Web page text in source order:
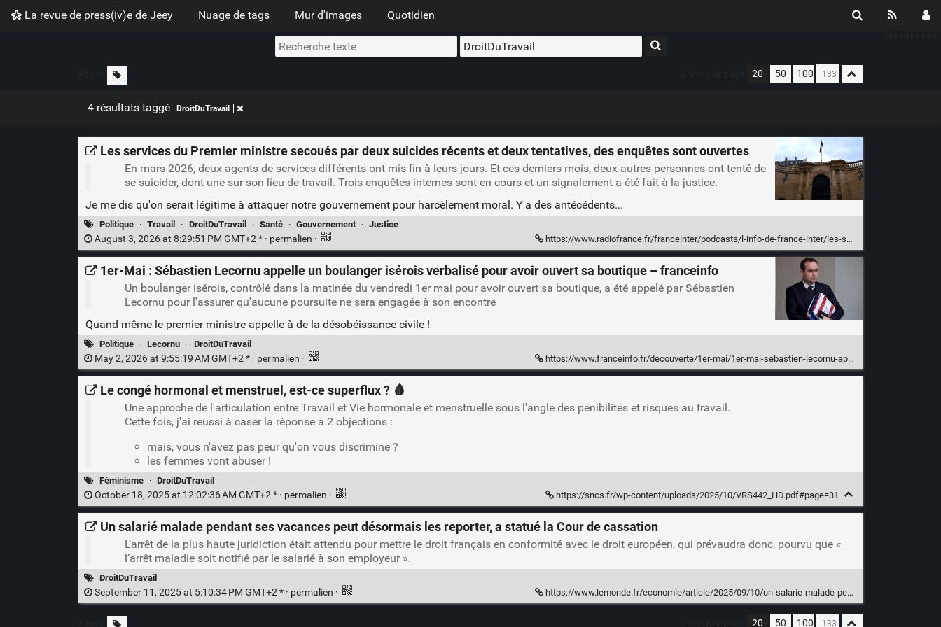
La revue de press(iv)e de Jeey Nuage de tags Mur d'images Quotidien
20 50 100
4 résultats taggé DroitDuTravail
Les services du Premier ministre secoués par deux suicides récents et deux tentatives, des enquêtes sont ouvertes
En mars 2026, deux agents de services différents ont mis fin à leurs jours. Et ces derniers mois, deux autres personnes ont tenté de
se suicider, dont une sur son lieu de travail. Trois enquêtes internes sont en cours et un signalement a été fait à la justice.
Je me dis qu'on serait légitime à attaquer notre gouvernement pour harcèlement moral. Y'a des antécédents...
Politique · Travail · DroitDuTravail · Santé · Gouvernement · Justice
August 3, 2026 at 8:29:51 PM GMT+2 * · permalien · https://www.radiofrance.fr/franceinter/podcasts/l-info-de-france-inter/les-services-du-premier-ministre-secoues-par-deux-suicides-recents-et-deux-tentatives-des-enquetes-sont-ouvertes-3572702
1er-Mai : Sébastien Lecornu appelle un boulanger isérois verbalisé pour avoir ouvert sa boutique – franceinfo
Un boulanger isérois, contrôlé dans la matinée du vendredi 1er mai pour avoir ouvert sa boutique, a été appelé par Sébastien
Lecornu pour l'assurer qu'aucune poursuite ne sera engagée à son encontre
Quand même le premier ministre appelle à de la désobéissance civile !
Politique · Lecornu · DroitDuTravail
May 2, 2026 at 9:55:19 AM GMT+2 * · permalien · https://www.franceinfo.fr/decouverte/1er-mai/1er-mai-sebastien-lecornu-appelle-un-boulanger-iserois-verbalise-pour-avoir-ouvert-sa-boutique_7976729.html
Le congé hormonal et menstruel, est-ce superflux ? 🩸
Une approche de l'articulation entre Travail et Vie hormonale et menstruelle sous l'angle des pénibilités et risques au travail.
Cette fois, j'ai réussi à caser la réponse à 2 objections :
mais, vous n'avez pas peur qu'on vous discrimine ?
les femmes vont abuser !
Féminisme · DroitDuTravail
October 18, 2025 at 12:02:36 AM GMT+2 * · permalien · https://sncs.fr/wp-content/uploads/2025/10/VRS442_HD.pdf#page=31
Un salarié malade pendant ses vacances peut désormais les reporter, a statué la Cour de cassation
L’arrêt de la plus haute juridiction était attendu pour mettre le droit français en conformité avec le droit européen, qui prévaudra donc, pourvu que «
l’arrêt maladie soit notifié par le salarié à son employeur ».
DroitDuTravail
September 11, 2025 at 5:10:34 PM GMT+2 * · permalien · https://www.lemonde.fr/economie/article/2025/09/10/un-salarie-malade-pendant-ses-conges-payes-peut-les-reporter-a-statue-la-cour-de-cassation_6640319_3234.html
20 50 100